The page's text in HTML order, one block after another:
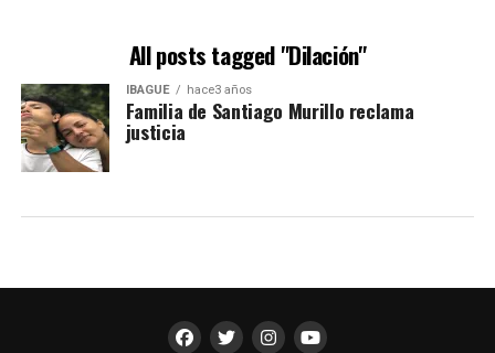
All posts tagged "Dilación"
IBAGUÉ hace3 años
Familia de Santiago Murillo reclama
justicia